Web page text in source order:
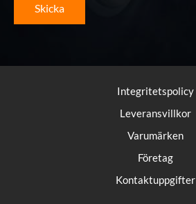
Skicka
Integritetspolicy
Leveransvillkor
Varumärken
Företag
Kontaktuppgifter